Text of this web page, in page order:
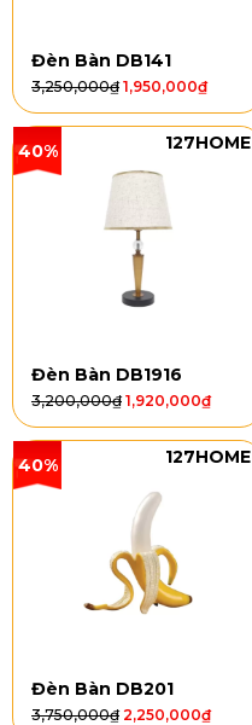
Đèn Bàn DB141
3,250,000₫ 1,950,000₫
40% 127HOME
Đèn Bàn DB1916
3,200,000₫ 1,920,000₫
40% 127HOME
Đèn Bàn DB201
3,750,000₫ 2,250,000₫